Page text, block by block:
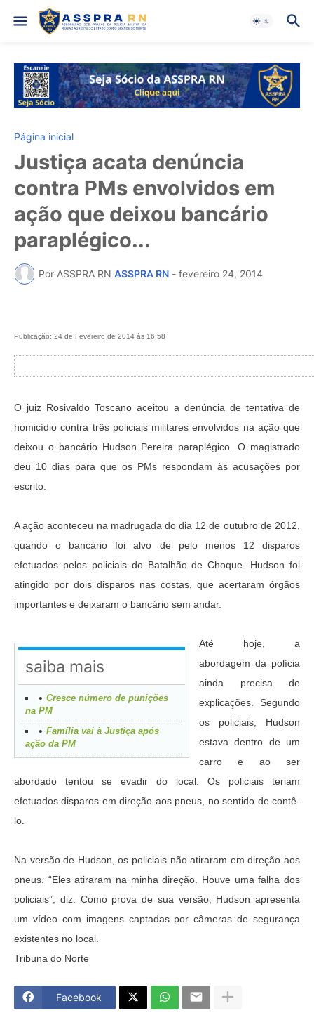
Página inicial
Justiça acata denúncia
contra PMs envolvidos em
ação que deixou bancário
paraplégico...
Por ASSPRA RN ASSPRA RN - fevereiro 24, 2014
Publicação: 24 de Fevereiro de 2014 às 16:58
O juiz Rosivaldo Toscano aceitou a denúncia de tentativa de
homicídio contra três policiais militares envolvidos na ação que
deixou o bancário Hudson Pereira paraplégico. O magistrado
deu 10 dias para que os PMs respondam às acusações por
escrito.
A ação aconteceu na madrugada do dia 12 de outubro de 2012,
quando o bancário foi alvo de pelo menos 12 disparos
efetuados pelos policiais do Batalhão de Choque. Hudson foi
atingido por dois disparos nas costas, que acertaram órgãos
importantes e deixaram o bancário sem andar.
saiba mais
Cresce número de punições
na PM
Família vai à Justiça após
ação da PM
Até hoje, a
abordagem da polícia
ainda precisa de
explicações. Segundo
os policiais, Hudson
estava dentro de um
carro e ao ser
abordado tentou se evadir do local. Os policiais teriam
efetuados disparos em direção aos pneus, no sentido de contê-
lo.
Na versão de Hudson, os policiais não atiraram em direção aos
pneus. “Eles atiraram na minha direção. Houve uma falha dos
policiais”, diz. Como prova de sua versão, Hudson apresenta
um vídeo com imagens captadas por câmeras de segurança
existentes no local.
Tribuna do Norte
Facebook